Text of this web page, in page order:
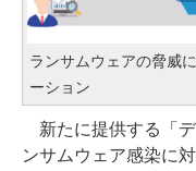
ランサムウェアの脅威
ーション
新たに提供する「
ンサムウェア感染に